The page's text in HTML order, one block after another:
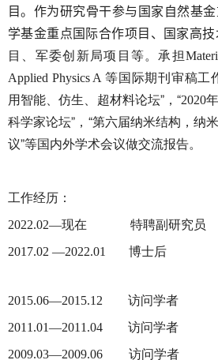
目。作为研究骨干参与国家自然基
学基金重点国际合作项目、国家高技
目、军委创新局项目等。承担
Applied Physics A等国际期刊审稿工
用智能、仿生、超材料论坛”，“2020
科学家论坛”，“第六届纳米结构，纳
议”等国内外学术会议做交流报告。
工作经历：
2022.02—现在 特聘副研究
2017.02 —2022.01博士
2015.06—2015.12 访问学
2011.01—2011.04 访问学
2009.03—2009.06 访问学